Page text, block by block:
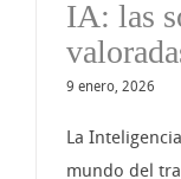
IA: las
9 enero, 2026
La
mundo del